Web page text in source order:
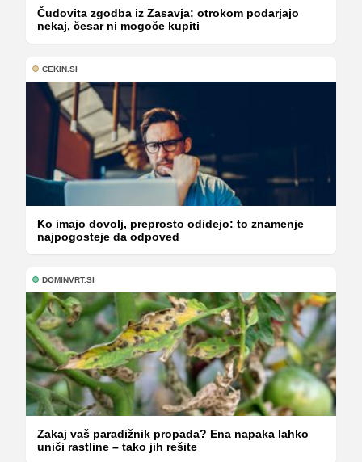
Čudovita zgodba iz Zasavja: otrokom podarjajo
nekaj, česar ni mogoče kupiti
CEKIN.SI
Ko imajo dovolj, preprosto odidejo: to znamenje
najpogosteje da odpoved
DOMINVRT.SI
Zakaj vaš paradižnik propada? Ena napaka lahko
uniči rastline – tako jih rešite